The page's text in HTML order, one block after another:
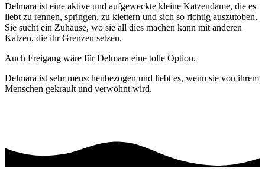
Delmara ist eine aktive und aufgeweckte kleine Katzendame, die es
liebt zu rennen, springen, zu klettern und sich so richtig auszutoben.
Sie sucht ein Zuhause, wo sie all dies machen kann mit anderen
Katzen, die ihr Grenzen setzen.
Auch Freigang wäre für Delmara eine tolle Option.
Delmara ist sehr menschenbezogen und liebt es, wenn sie von ihrem
Menschen gekrault und verwöhnt wird.